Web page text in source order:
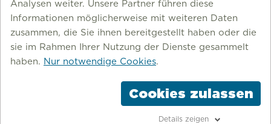
Analysen weiter. Unsere Partner führen diese
Informationen möglicherweise mit weiteren Daten
zusammen, die Sie ihnen bereitgestellt haben oder die
sie im Rahmen Ihrer Nutzung der Dienste gesammelt
haben. Nur notwendige Cookies.
Cookies zulassen
Details zeigen